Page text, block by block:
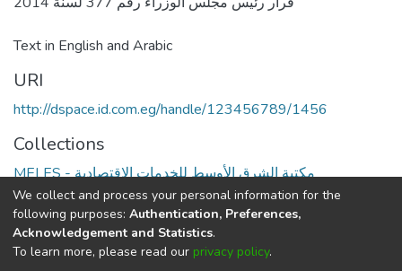
Text in English and Arabic
URI
http://dspace.id.com.eg/handle/123456789/1456
Collections
MELES - مكتبة الشرق الأوسط للخدمات الاقتصادية
Full item page
DSpace softwarecopyright © 2002-2026
We collect and process your personal information for the
following purposes: Authentication, Preferences,
Acknowledgement and Statistics.
To learn more, please read our privacy policy.